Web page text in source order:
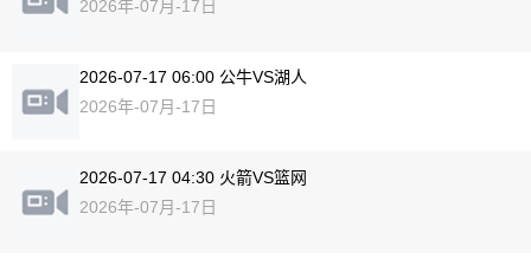
2026年-07月-17日
2026-07-17 06:00 公牛VS湖人
2026年-07月-17日
2026-07-17 04:30 火箭VS篮网
2026年-07月-17日